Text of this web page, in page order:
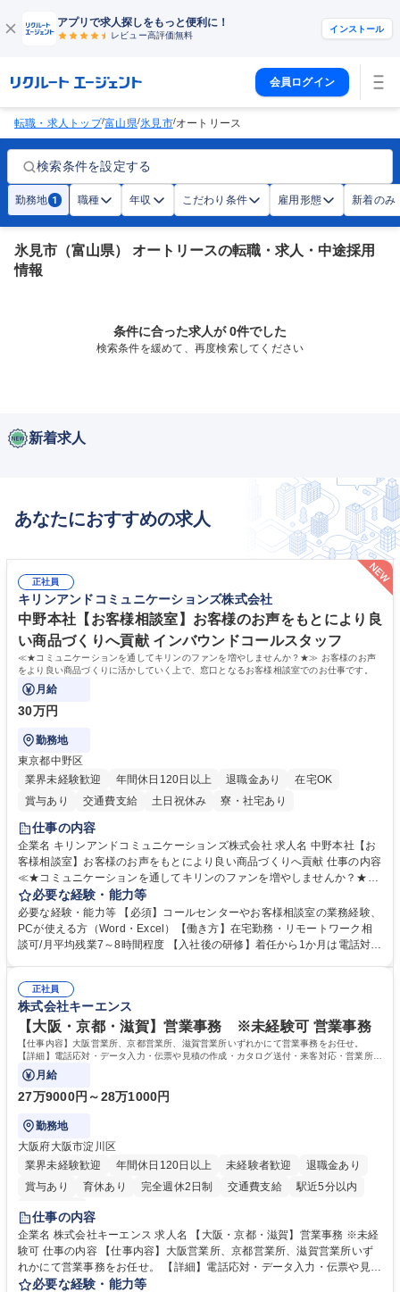
アプリで求人探しをもっと便利に！
レビュー高評価無料
インストール
会員ログイン
転職・求人トップ/富山県/氷見市/オートリース
検索条件を設定する
勤務地 1 職種 年収 こだわり条件 雇用形態 新着のみ
氷見市（富山県） オートリースの転職・求人・中途採用
情報
条件に合った求人が 0件でした
検索条件を緩めて、再度検索してください
新着求人
あなたにおすすめの求人
正社員
キリンアンドコミュニケーションズ株式会社
中野本社【お客様相談室】お客様のお声をもとにより良
い商品づくりへ貢献 インバウンドコールスタッフ
≪★コミュニケーションを通してキリンのファンを増やしませんか？★≫ お客様のお声
をより良い商品づくりに活かしていく上で、窓口となるお客様相談室でのお仕事です。
月給
30万円
勤務地
東京都中野区
業界未経験歓迎
年間休日120日以上 退職金あり
在宅OK
賞与あり
交通費支給 土日祝休み 寮・社宅あり
仕事の内容
企業名 キリンアンドコミュニケーションズ株式会社 求人名 中野本社【お
客様相談室】お客様のお声をもとにより良い商品づくりへ貢献 仕事の内容
≪★コミュニケーションを通してキリンのファンを増やしませんか？★≫
お客様のお声をより良い商品づくりに活かしていく上で、窓口となるお客
様相談室でのお仕事です。 日々お客様からいただくキリングループへのご
意見を、企業活動に活かしています。お客様からの声に迅速かつ誠意をも
って対応、情報提供するとともにグループ内活動に反映しています。 【具
平均100件前後■メール・手紙：同上40件前後 募集職種 中野本社【お客様
相談室】お客様のお声をもとにより良い商品づくりへ貢献
必要な経験・能力等
必要な経験・能力等 【必須】コールセンターやお客様相談室の業務経験、
PCが使える方（Word・Excel）【働き方】在宅勤務・リモートワーク相
談可/月平均残業7～8時間程度 【入社後の研修】着任から1か月は電話対応
すのでご安心ください。 【当社について】キリングループの広報機能を担
う会社として、お客様との出会いを大切にし、磨き上げたホスピタリティ
を込めてコミュニケーションをとりながら広報関連業務を行っておりま
す。 学歴・資格 学歴：大学院 大学 高専 短大 専修学校 高校 語学力： 資
格：
正社員
株式会社キーエンス
【大阪・京都・滋賀】営業事務 ※未経験可 営業事務
【仕事内容】大阪営業所、京都営業所、滋賀営業所いずれかにて営業事務をお任せ。
【詳細】電話応対・データ入力・伝票や見積の作成・カタログ送付・来客対応・営業所内
で発生する事務業務や業務改善をお任せ。
月給
27万9000円～28万1000円
勤務地
大阪府大阪市淀川区
業界未経験歓迎
年間休日120日以上 未経験者歓迎
退職金あり
賞与あり
育休あり 完全週休2日制 交通費支給
駅近5分以内
土日祝休み
仕事の内容
企業名 株式会社キーエンス 求人名 【大阪・京都・滋賀】営業事務 ※未経
験可 仕事の内容 【仕事内容】大阪営業所、京都営業所、滋賀営業所いず
れかにて営業事務をお任せ。 【詳細】電話応対・データ入力・伝票や見積
の作成・カタログ送付・来客対応・営業所内で発生する事務業務や業務改
必要な経験・能力等